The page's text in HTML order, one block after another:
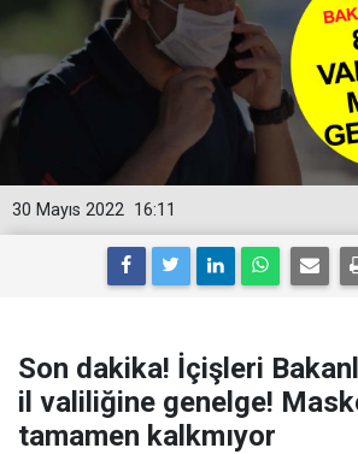
16:11
30 Mayıs 2022
Son dakika! İçişleri
il valiliğine genelge!
tamamen kalkmıyor